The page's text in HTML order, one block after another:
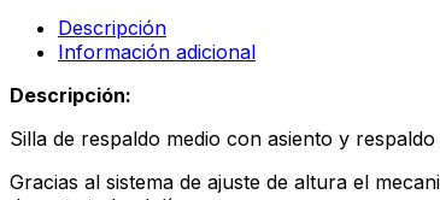
Descripción
Información adicional
Descripción:
Silla de respaldo medio con asiento y
Gracias al sistema de ajuste de altura el